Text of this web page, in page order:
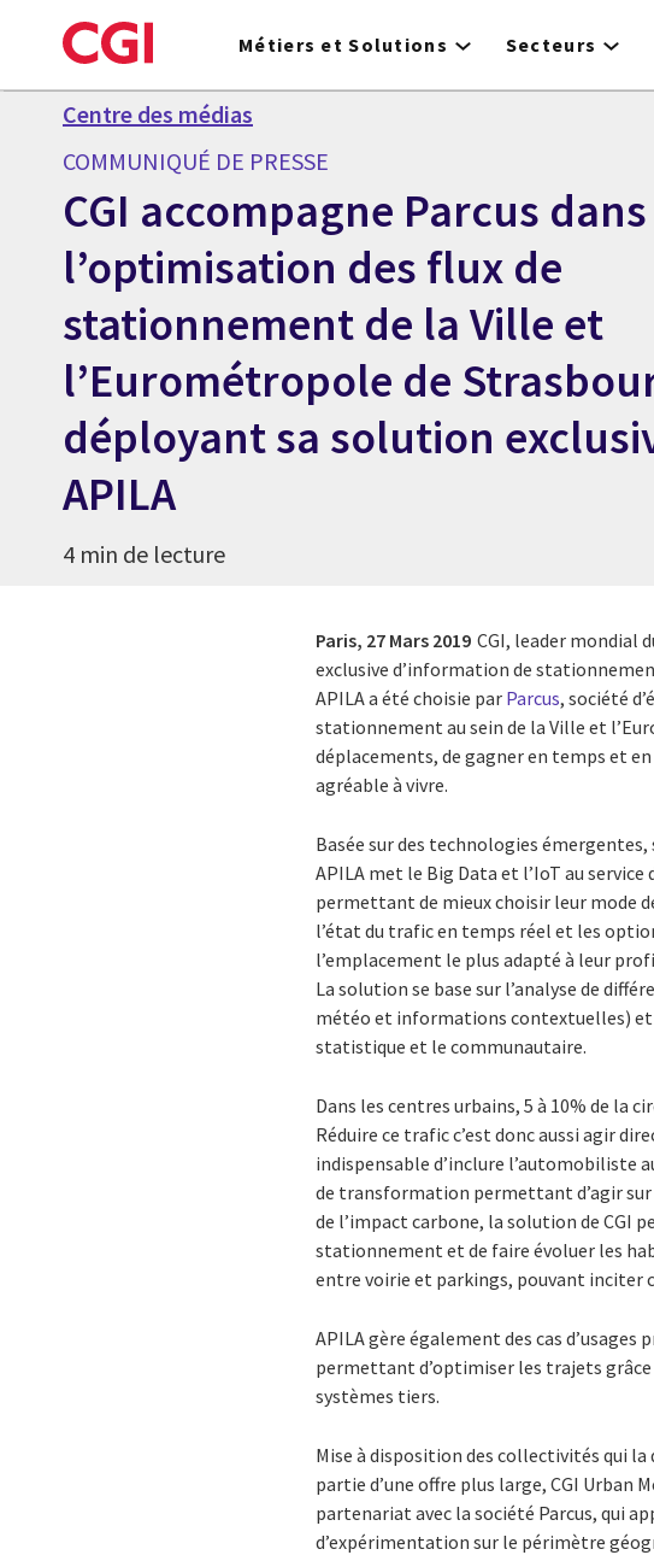
to
content
Métiers et Solutions Secteurs
Centre des médias
COMMUNIQUÉ DE PRESSE
CGI accompagne Parcus dans
l’optimisation des flux de
stationnement de la Ville et
l’Eurométropole de
déployant sa solution
APILA
4 min de lecture
Paris, 27 Mars 2019 CGI, leader mondial
exclusive d’information de
APILA a été choisie par Parcus, société
stationnement au sein de la Ville et
déplacements, de gagner en temps et
agréable à vivre.
Basée sur des technologies
APILA met le Big Data et l’IoT au
permettant de mieux choisir leur mode
l’état du traficen temps réel et les
l’emplacement le plus adapté à leur
La solution se base sur l’analyse de
météo et informations contextuelles)
statistique et le communautaire.
Dans les centres urbains, 5 à 10% de la
Réduire ce trafic c’est donc aussi agir
indispensable d’inclure l’automobiliste
de transformation permettant d’agir
de l’impact carbone, la solution de CGI
stationnement et de faire évoluer les
entre voirie et parkings, pouvant inciter
APILA gère également des cas
permettant d’optimiser les trajets
systèmes tiers.
Mise à disposition des collectivités qui
partie d’une offre plus large, CGI Urban
partenariat avec la société Parcus, qui
d’expérimentation sur le périmètre